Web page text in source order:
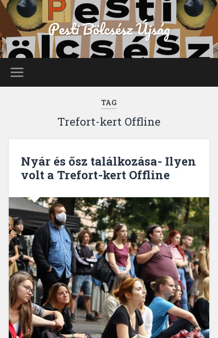
Pesti Bölcsész Újság
TAG
Trefort-kert Offline
Nyár és ősz találkozása- Ilyen
volt a Trefort-kert Offline